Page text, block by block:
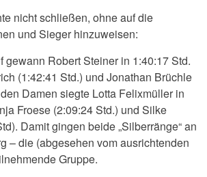
nicht schließen, ohne auf die
und Sieger hinzuweisen:
gewann Robert Steiner in 1:40:17 Std.
(1:42:41 Std.) und Jonathan Brüchle
Damen siegte Lotta Felixmüller in
Froese (2:09:24 Std.) und Silke
Damit gingen beide „Silberränge“ an
– die (abgesehen vom ausrichtenden
Gruppe.